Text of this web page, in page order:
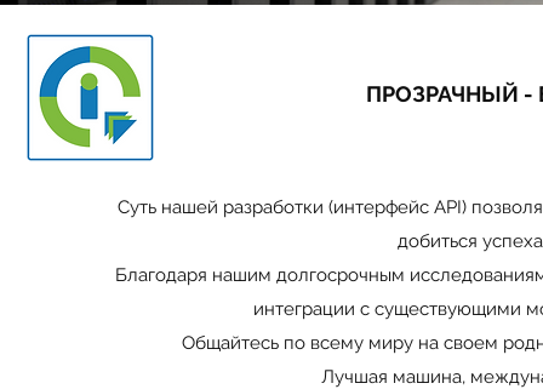
ПРОЗРАЧНЫЙ -
Суть нашей разработки (интерфейс API)
добиться
Благодаря нашим долгосрочным
интеграции с существующими
Общайтесь по всему миру на своем
Лучшая машина,